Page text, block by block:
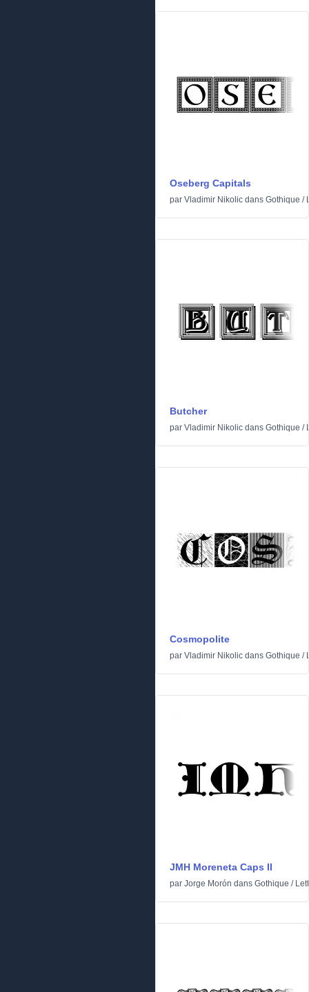
Oseberg Capitals
par Vladimir Nikolic dans Gothique /
Butcher
par Vladimir Nikolic dans Gothique /
Cosmopolite
par Vladimir Nikolic dans Gothique /
JMH Moreneta Caps II
par Jorge Morón dans Gothique /